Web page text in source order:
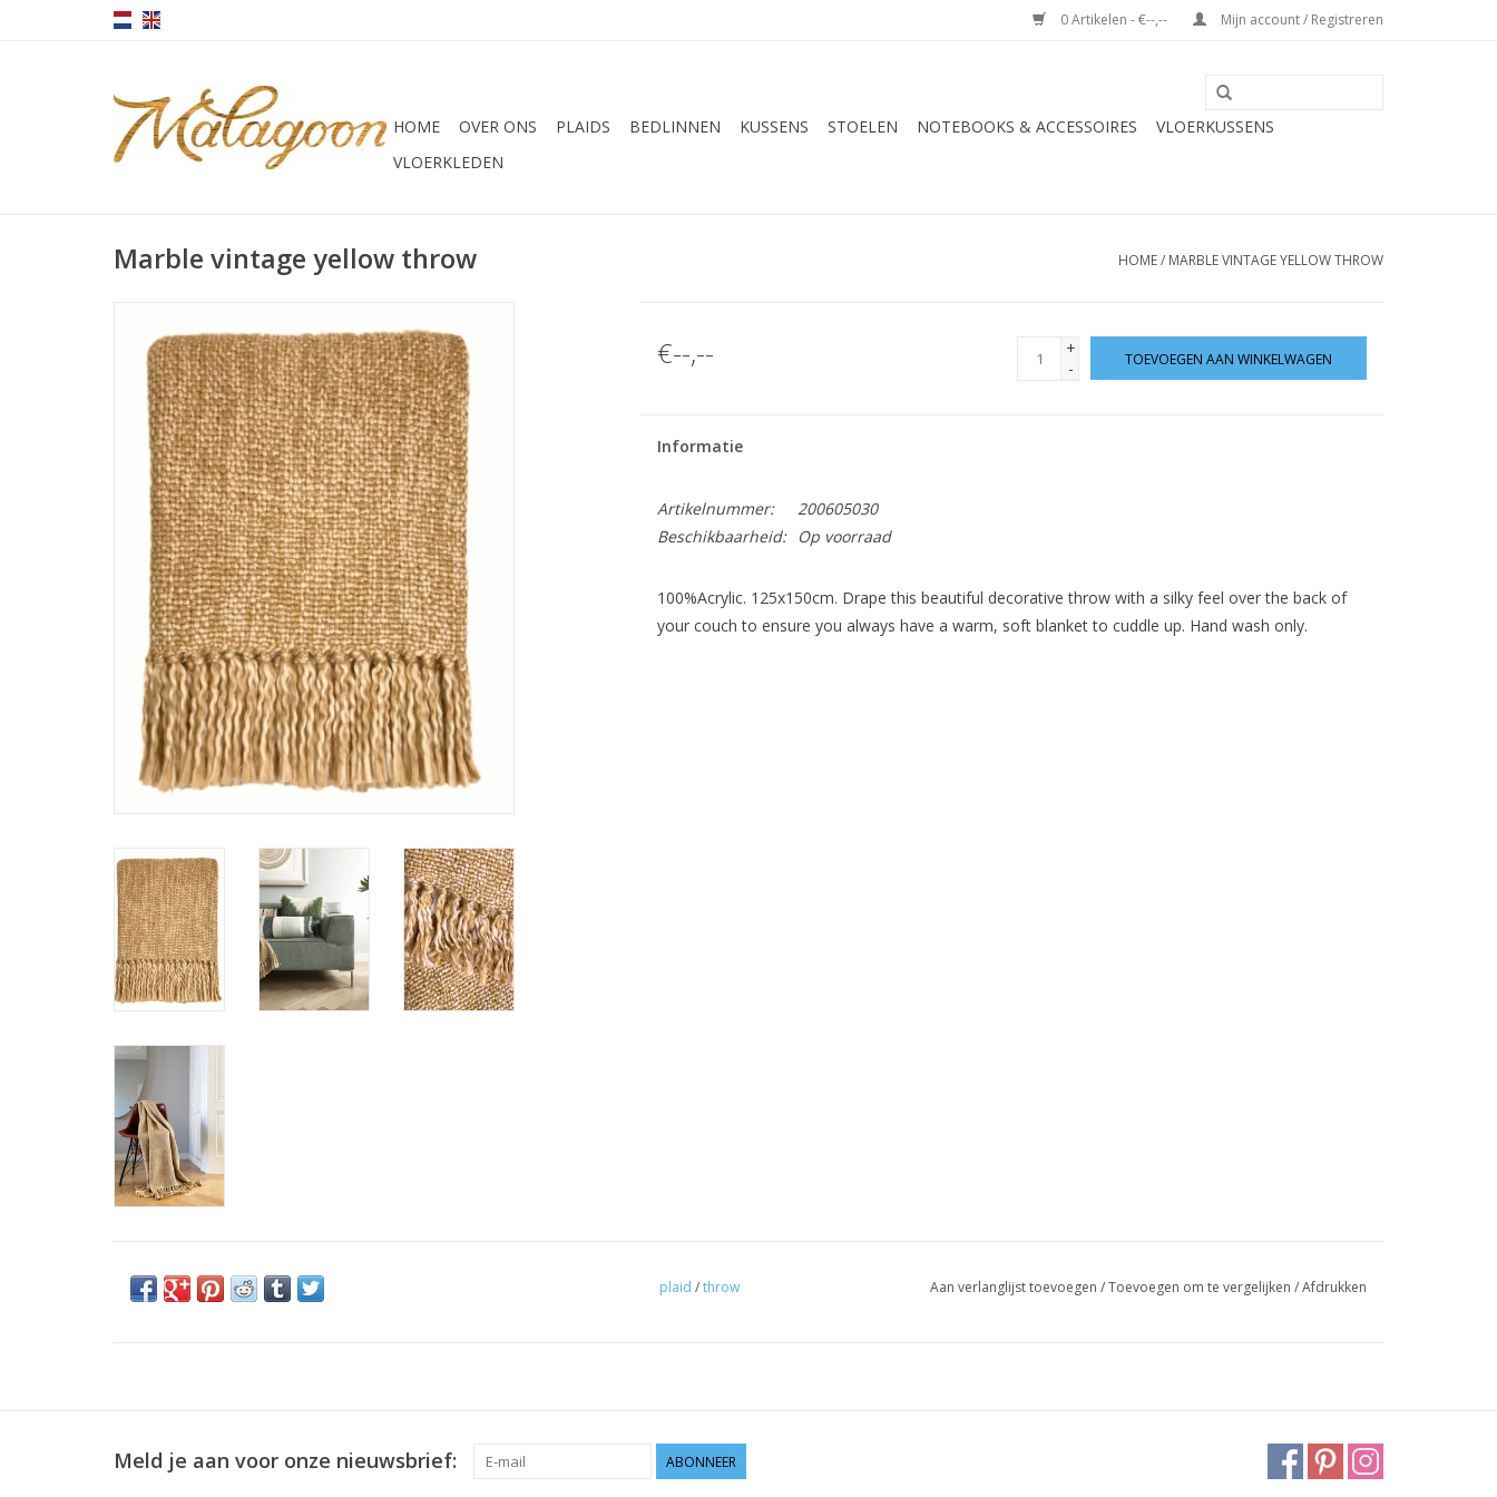
0 Artikelen - €--,-- Mijn account / Registreren
HOME OVER ONS PLAIDS BEDLINNEN KUSSENS STOELEN NOTEBOOKS & ACCESSOIRES
VLOERKUSSENS
VLOERKLEDEN
Marble vintage yellow throw HOME/ MARBLE VINTAGE YELLOW THROW
€--,--
+
-
TOEVOEGEN AAN WINKELWAGEN
Informatie
Artikelnummer:
200605030
Beschikbaarheid:
Op voorraad
100%Acrylic. 125x150cm. Drape this beautiful decorative throw with a silky feel over the back of
your couch to ensure you always have a warm, soft blanket to cuddle up. Hand wash only.
plaid /throw Aan verlanglijst toevoegen /Toevoegen om te vergelijken /Afdrukken
Meld je aan voor onze nieuwsbrief: ABONNEER